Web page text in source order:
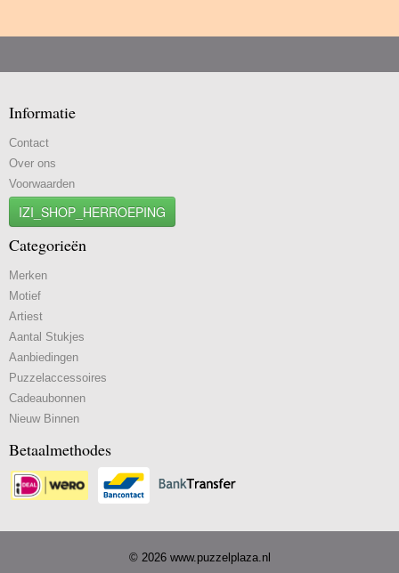
Informatie
Contact
Over ons
Voorwaarden
IZI_SHOP_HERROEPING
Categorieën
Merken
Motief
Artiest
Aantal Stukjes
Aanbiedingen
Puzzelaccessoires
Cadeaubonnen
Nieuw Binnen
Betaalmethodes
© 2026 www.puzzelplaza.nl